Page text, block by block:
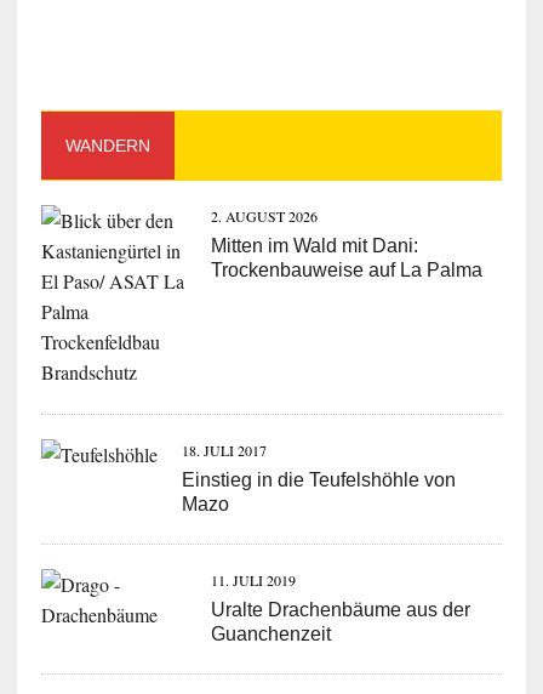
WANDERN
2. AUGUST 2026
Mitten im Wald mit Dani:
Trockenbauweise auf La Palma
18. JULI 2017
Einstieg in die Teufelshöhle von
Mazo
11. JULI 2019
Uralte Drachenbäume aus der
Guanchenzeit